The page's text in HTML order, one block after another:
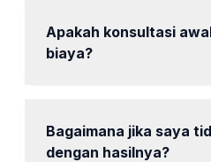
Apakah konsultasi
biaya?
Bagaimana jika saya
dengan hasilnya?